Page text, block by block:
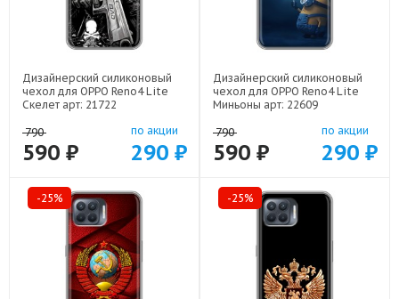
Дизайнерский силиконовый
чехол для OPPO Reno4 Lite
Скелет арт: 21722
790
590 ₽
по акции
290 ₽
Дизайнерский силиконовый
чехол для OPPO Reno4 Lite
Миньоны арт: 22609
790
590 ₽
по акции
290 ₽
-25% -25%